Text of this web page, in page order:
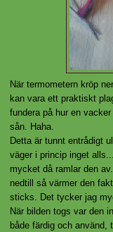
När termometern kröp
kan vara ett praktiskt
fundera på hur en
sån. Haha.
Detta är tunnt entrådigt
väger i princip inget
mycket då ramlar den
nedtill så värmer den
sticks. Det tycker jag
När bilden togs var den
både färdig och